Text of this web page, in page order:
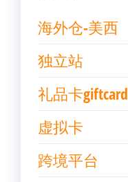
海外仓-美西
独立站
礼品卡giftcard
虚拟卡
跨境平台